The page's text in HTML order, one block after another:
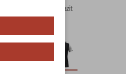
schwarz/weiß/anthrazit